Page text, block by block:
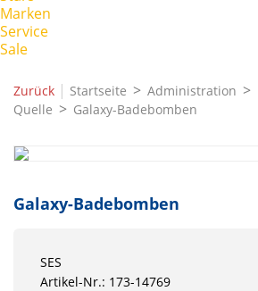
Marken
Service
Sale
Zurück | Startseite Administration
Quelle
Galaxy-Badebomben
Galaxy-Badebomben
SES
Artikel-Nr.: 173-14769